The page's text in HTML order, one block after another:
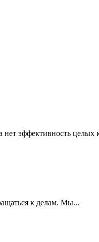
нет эффективность
к делам. Мы...